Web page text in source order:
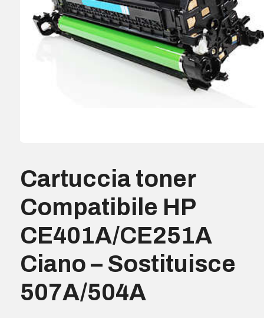
Cartuccia toner
Compatibile HP
CE401A/CE251A
Ciano – Sostituisce
507A/504A